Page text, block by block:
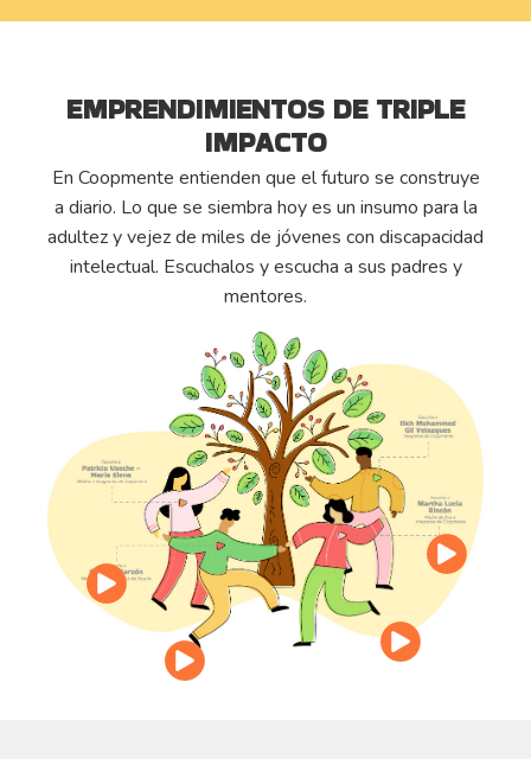
EMPRENDIMIENTOS DE TRIPLE
IMPACTO
En Coopmente entienden que el futuro se construye
a diario. Lo que se siembra hoy es un insumo para la
adultez y vejez de miles de jóvenes con discapacidad
intelectual. Escuchalos y escucha a sus padres y
mentores.